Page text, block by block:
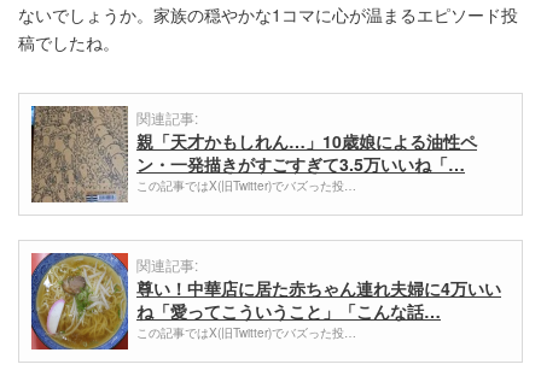
ないでしょうか。家族の穏やかな1コマに心が温まるエピソード投
稿でしたね。
関連記事:
親「天才かもしれん…」10歳娘による油性ペ
ン・一発描きがすごすぎて3.5万いいね「…
この記事ではX(旧Twitter)でバズった投…
関連記事:
尊い！中華店に居た赤ちゃん連れ夫婦に4万いい
ね「愛ってこういうこと」「こんな話…
この記事ではX(旧Twitter)でバズった投…